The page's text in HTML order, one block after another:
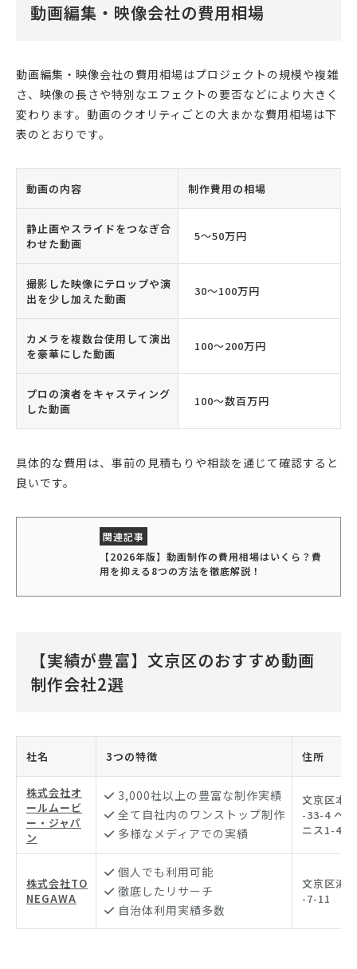
動画編集・映像会社の費用相場
動画編集・映像会社の費用相場はプロジェクトの規模や複雑
さ、映像の長さや特別なエフェクトの要否などにより大きく
変わります。動画のクオリティごとの大まかな費用相場は下
表のとおりです。
動画の内容 制作費用の相場
静止画やスライドをつなぎ合
わせた動画
5〜50万円
撮影した映像にテロップや演
出を少し加えた動画
30〜100万円
カメラを複数台使用して演出
を豪華にした動画
100〜200万円
プロの演者をキャスティング
した動画
100〜数百万円
具体的な費用は、事前の見積もりや相談を通じて確認すると
良いです。
【2026年版】動画制作の費用相場はいくら？費
用を抑える8つの方法を徹底解説！
【実績が豊富】文京区のおすすめ動画
制作会社2選
社名 3つの特徴 住所
株式会社オ
ールムービ
ー・ジャパ
ン
3,000社以上の豊富な制作実績
全て自社内のワンストップ制作
多様なメディアでの実績
文京区本
-33-4 ヘミ
ニス1-4F
株式会社TO
NEGAWA
個人でも利用可能
徹底したリサーチ
自治体利用実績多数
文京区湯
-7-11